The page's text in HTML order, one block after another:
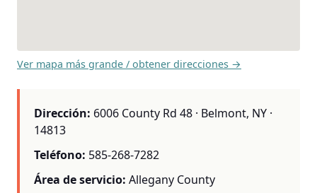
Ver mapa más grande / obtener direcciones →
Dirección: 6006 County Rd 48 · Belmont, NY ·
14813
Teléfono: 585-268-7282
Área de servicio: Allegany County